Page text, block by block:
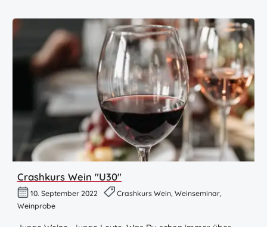
Crashkurs Wein "U30"
10. September 2022
Crashkurs Wein, Weinseminar,
Weinprobe